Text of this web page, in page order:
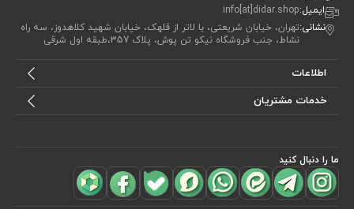
ایمیل:info[at]didar.shop
نشانی:تهران، خیابان شریعتی، با لاتر از قلهک، خیابان شهید کلاهدوز، سه راه
نشاط، جنب فروشگاه نیکو تن پوش، پلاک 357،طبقه اول شرقی
اطلاعات
خدمات مشتریان
ما را دنبال کنید